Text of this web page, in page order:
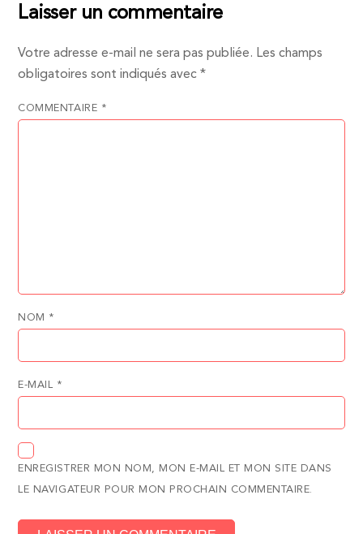
Laisser un commentaire
Votre adresse e-mail ne sera pas publiée. Les champs
obligatoires sont indiqués avec*
COMMENTAIRE *
NOM *
E-MAIL *
ENREGISTRER MON NOM, MON E-MAIL ET MON SITE DANS
LE NAVIGATEUR POUR MON PROCHAIN COMMENTAIRE.